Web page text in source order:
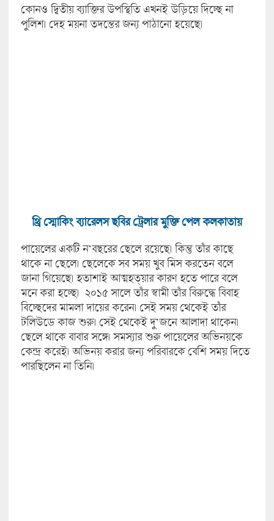
কোনও দ্বিতীয় ব্যাক্তির উপস্থিতি এখনই উড়িয়ে দিচ্ছে না
পুলিশ। দেহ ময়না তদন্তের জন্য পাঠানো হয়েছে।
থ্রি স্মোকিং ব্যারেলস ছবির ট্রেলার মুক্তি পেল কলকাতায়
পায়েলের একটি ন’বছরের ছেলে রয়েছে। কিন্তু তাঁর কাছে
থাকে না ছেলে। ছেলেকে সব সময় খুব মিস করতেন বলে
জানা গিয়েছে। হতাশাই আত্মহত্য়ার কারণ হতে পারে বলে
মনে করা হচ্ছে। ২০১৫ সালে তাঁর স্বামী তাঁর বিরুদ্ধে বিবাহ
বিচ্ছেদের মামলা দায়ের করেন। সেই সময় থেকেই তাঁর
টলিউডে কাজ শুরু। সেই থেকেই দু’জনে আলাদা থাকেন।
ছেলে থাকে বাবার সঙ্গে। সমস্যার শুরু পায়েলের অভিনয়কে
কেন্দ্র করেই। অভিনয় করার জন্য পরিবারকে বেশি সময় দিতে
পারছিলেন না তিনি।